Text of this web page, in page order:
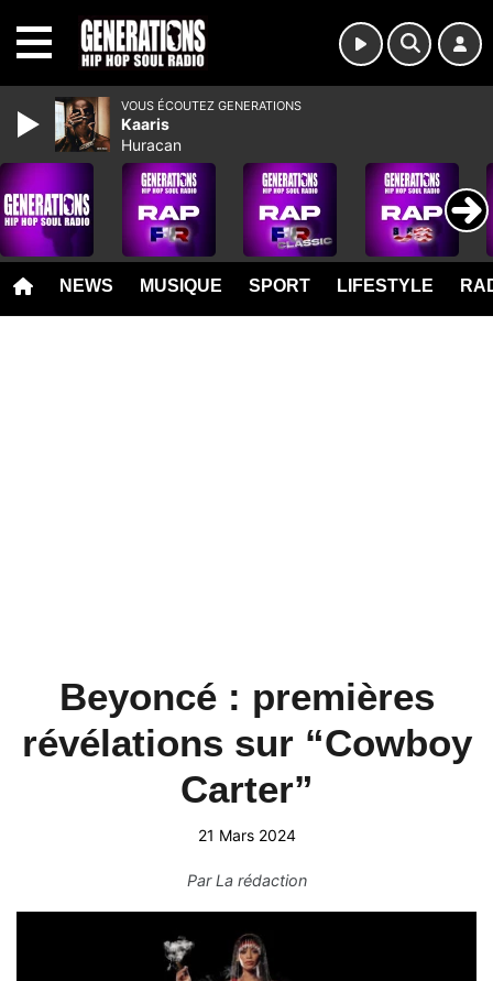
NEWS MUSIQUE SPORT LIFESTYLE
Beyoncé : premières
révélations sur “Cowboy
Carter”
21 Mars 2024
ParLa rédaction
VOUS ÉCOUTEZ GENERATIONS
Kaaris
Huracan